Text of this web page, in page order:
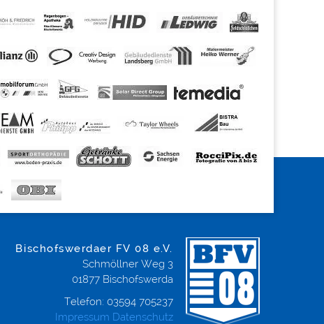
Bischofswerdaer FV 08 e.V.
Schmöllner Weg 3
01877 Bischofswerda
Telefon: 03594 705237
Impressum Datenschutz